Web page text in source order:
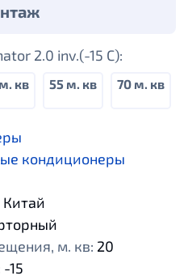
2.0 inv.(-15 С):
кв 55 м. кв 70 м. кв
кондиционеры
Китай
м. кв: 20
-15